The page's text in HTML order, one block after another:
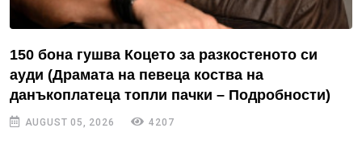
150 бона гушва Коцето за разкостеното си
ауди (Драмата на певеца коства на
данъкоплатеца топли пачки – Подробности)
AUGUST 05, 2026 4207